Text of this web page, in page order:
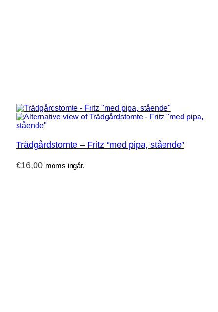
Trädgårdstomte – Fritz “med pipa, stående”
€16,00 moms ingår.